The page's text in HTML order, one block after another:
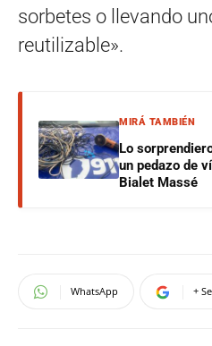
sorbetes o llevando
reutilizable».
MIRÁ TAMBIÉN
Lo
un pedazo de
Bialet Massé
WhatsApp +